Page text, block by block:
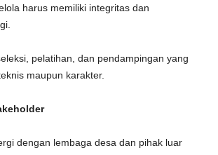
harus memiliki integritas dan
pelatihan, dan pendampingan yang
maupun karakter.
dengan lembaga desa dan pihak luar